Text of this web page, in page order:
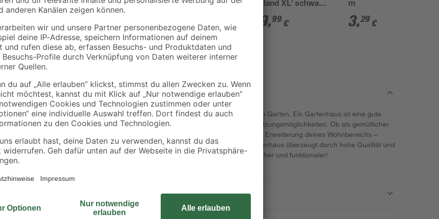
'T-Star Plus' Ø 4 x 50
mm 400 Stück
20, €
Ø 1,2 cm
3, €
'Portland XL' schwarz
64 x 127,5 x 50 cm
199,99 €
m
3,29 €
Gartenhäuser – Vielseitige Alleskönner für deinen Garten. Ein Gartenhaus ist eine gute
Ergänzung für deinen Garten und bietet viele Nutzungsmöglichkeiten. Ob als gemütlicher
Rückzugsort, praktischer Stauraum oder stilvolle Erweiterung deines Wohnbereichs –
Gartenhäuser sind wahre Alleskönner. Das Gartenhaus überzeugt durch hohe Qualität und
einfachen Aufbau. Mach deinen Garten gemütlicher und funktionaler!